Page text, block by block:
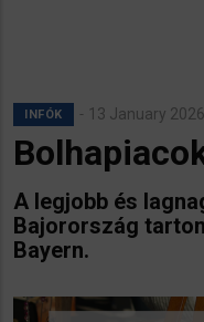
INFÓK 13 January 2026
A legjobb és
Bajorország
Bayern.